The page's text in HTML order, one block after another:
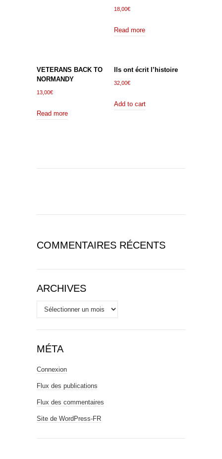
18,00€
Read more
VETERANS BACK TO
NORMANDY
13,00€
Read more
Ils ont écrit l’histoire
32,00€
Add to cart
COMMENTAIRES RÉCENTS
ARCHIVES
Archives
MÉTA
Connexion
Flux des publications
Flux des commentaires
Site de WordPress-FR